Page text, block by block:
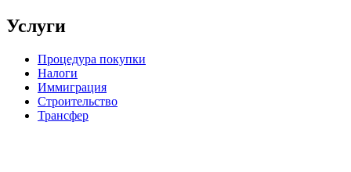
Услуги
Процедура покупки
Налоги
Иммиграция
Строительство
Трансфер